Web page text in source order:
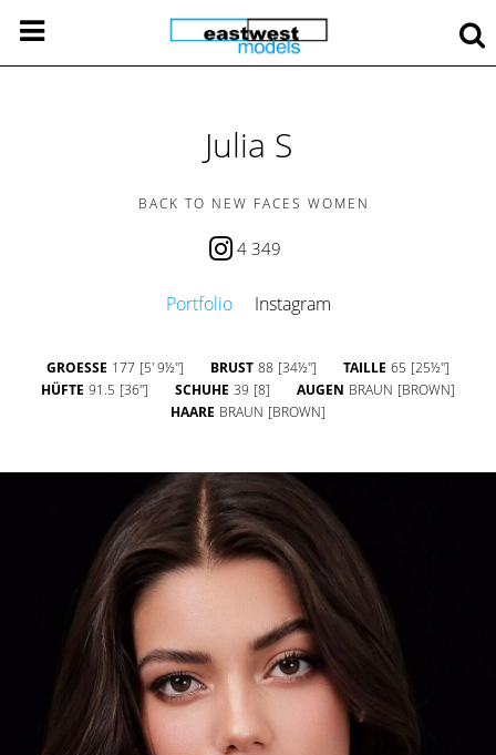
Julia S
BACK TO NEW FACES WOMEN
4 349
Portfolio Instagram
GROESSE 177 [5' 9½''] BRUST 88 [34½''] TAILLE 65 [25½'']
HÜFTE 91.5 [36''] SCHUHE 39 [8] AUGEN BRAUN [BROWN]
HAARE BRAUN [BROWN]